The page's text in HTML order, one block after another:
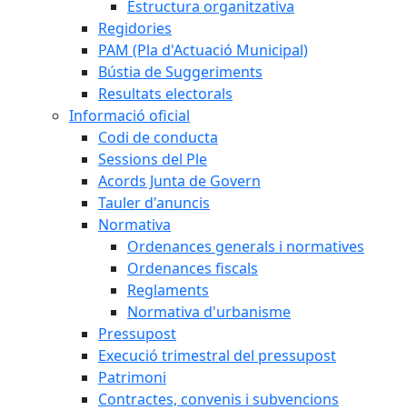
Estructura organitzativa
Regidories
PAM (Pla d'Actuació Municipal)
Bústia de Suggeriments
Resultats electorals
Informació oficial
Codi de conducta
Sessions del Ple
Acords Junta de Govern
Tauler d'anuncis
Normativa
Ordenances generals i normatives
Ordenances fiscals
Reglaments
Normativa d'urbanisme
Pressupost
Execució trimestral del pressupost
Patrimoni
Contractes, convenis i subvencions